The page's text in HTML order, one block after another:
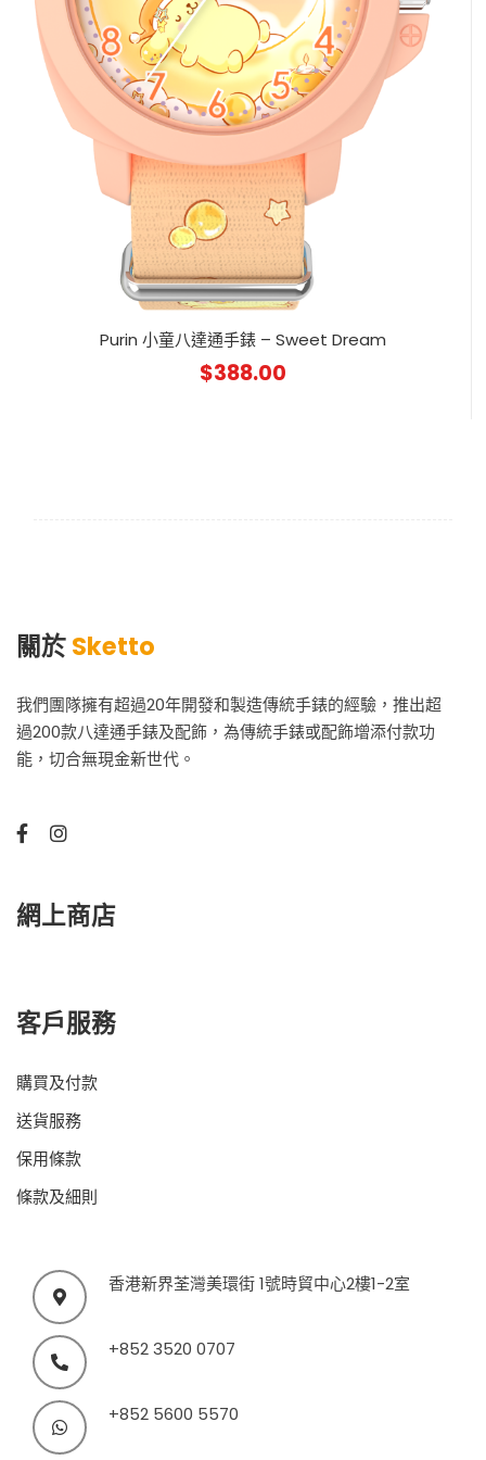
Purin 小童八達通手錶 – Sweet Dream
$388.00
關於Sketto
我們團隊擁有超過20年開發和製造傳統手錶的經驗，推出超
過200款八達通手錶及配飾，為傳統手錶或配飾增添付款功
能，切合無現金新世代。
網上商店
客戶服務
購買及付款
送貨服務
保用條款
條款及細則
香港新界荃灣美環街 1號時貿中心2樓1-2室
+852 3520 0707
+852 5600 5570